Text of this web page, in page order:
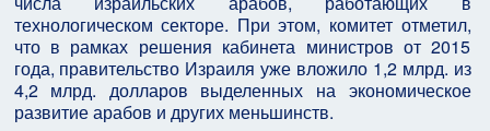
технологическом секторе. При этом, комитет отметил,
что в рамках решения кабинета министров от 2015
года, правительство Израиля уже вложило 1,2 млрд. из
4,2 млрд. долларов выделенных на экономическое
развитие арабов и других меньшинств.